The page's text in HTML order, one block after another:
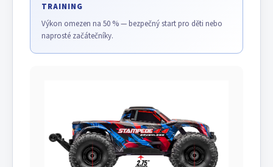
TRAINING
Výkon omezen na 50 % — bezpečný start pro děti nebo
naprosté začátečníky.